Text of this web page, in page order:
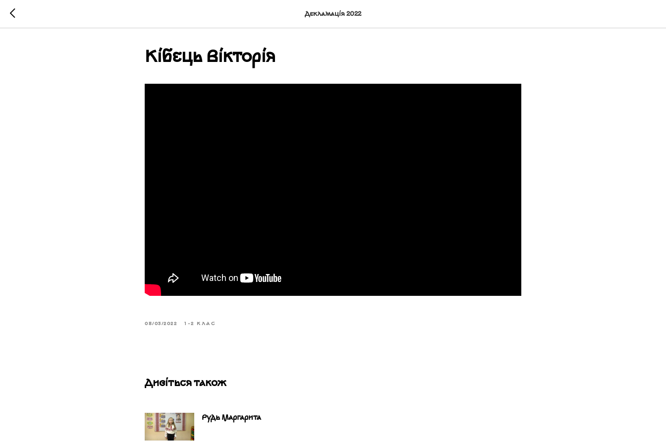
Декламація 2022
Кібець Вікторія
08/03/2022 1-2 КЛАС
Дивіться також
Рудь Маргарита